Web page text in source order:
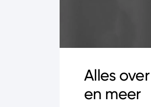
Alles
en meer